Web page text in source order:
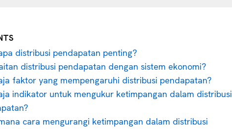
distribusi pendapatan penting?
distribusi pendapatan dengan sistem ekonomi?
faktor yang mempengaruhi distribusi pendapatan?
indikator untuk mengukur ketimpangan dalam distribusi
cara mengurangi ketimpangan dalam distribusi